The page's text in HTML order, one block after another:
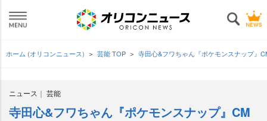
ホーム (オリコンニュース) 芸能 TOP 寺田心&フワちゃん『ポケモンスナップ』
ニュース 芸能
寺田心&フワちゃん『ポケモンスナップ』CM